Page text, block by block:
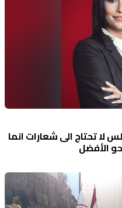
لا تحتاج الى شعارات انما
الأفضل